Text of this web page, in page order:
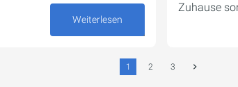
Weiterlesen
Zuhause
1 2 3